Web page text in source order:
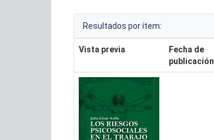
Resultados por ítem:
Vista previa
Fecha de
publicación